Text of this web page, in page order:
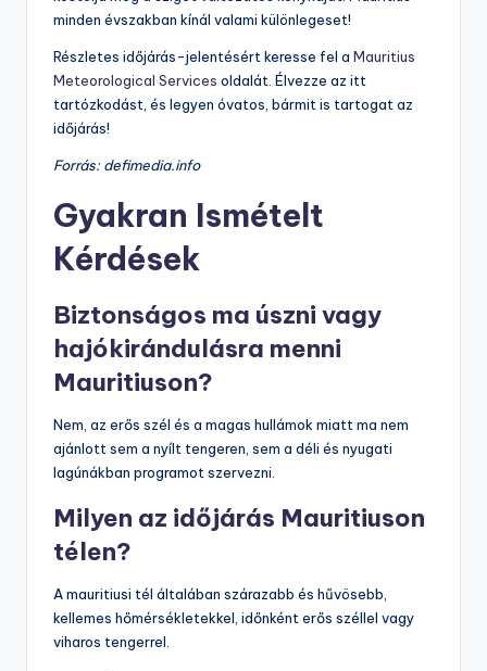
minden évszakban kínál valami különlegeset!
Részletes időjárás-jelentésért keresse fel a Mauritius
Meteorological Services oldalát. Élvezze az itt
tartózkodást, és legyen óvatos, bármit is tartogat az
időjárás!
Forrás: defimedia.info
Gyakran Ismételt
Kérdések
Biztonságos ma úszni vagy
hajókirándulásra menni
Mauritiuson?
Nem, az erős szél és a magas hullámok miatt ma nem
ajánlott sem a nyílt tengeren, sem a déli és nyugati
lagúnákban programot szervezni.
Milyen az időjárás Mauritiuson
télen?
A mauritiusi tél általában szárazabb és hűvösebb,
kellemes hőmérsékletekkel, időnként erős széllel vagy
viharos tengerrel.